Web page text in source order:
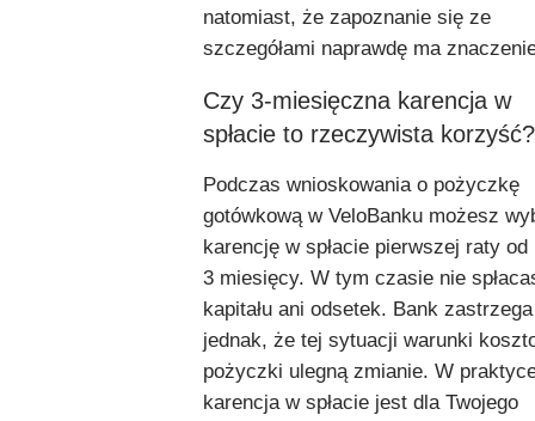
natomiast, że zapoznanie się ze
szczegółami naprawdę ma
Czy 3-miesięczna karencja w
spłacie to rzeczywista korzyść?
Podczas wnioskowania o pożyczkę
gotówkową w VeloBanku możesz
karencję w spłacie pierwszej raty od
3 miesięcy. W tym czasie nie
kapitału ani odsetek. Bank zastrzega
jednak, że tej sytuacji warunki
pożyczki ulegną zmianie. W
karencja w spłacie jest dla Twojego